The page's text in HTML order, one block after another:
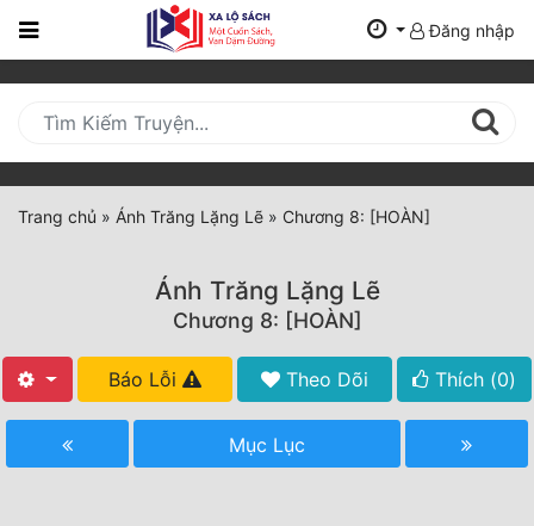
Trang
Mới
Cập
Nhật
(current)
Tất Cả
Đăng nhập
Trang chủ » Ánh Trăng Lặng Lẽ » Chương 8: [HOÀN]
Ánh Trăng Lặng Lẽ
Chương 8: [HOÀN]
Báo Lỗi Theo Dõi Thích (0)
Mục Lục